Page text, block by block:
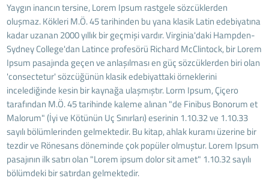
Yaygın inancın tersine, Lorem Ipsum rastgele sözcüklerden
oluşmaz. Kökleri M.Ö. 45 tarihinden bu yana klasik Latin edebiyatına
kadar uzanan 2000 yıllık bir geçmişi vardır. Virginia'daki Hampden-
Sydney College'dan Latince profesörü Richard McClintock, bir Lorem
Ipsum pasajında geçen ve anlaşılması en güç sözcüklerden biri olan
'consectetur' sözcüğünün klasik edebiyattaki örneklerini
incelediğinde kesin bir kaynağa ulaşmıştır. Lorm Ipsum, Çiçero
tarafından M.Ö. 45 tarihinde kaleme alınan "de Finibus Bonorum et
Malorum" (İyi ve Kötünün Uç Sınırları) eserinin 1.10.32 ve 1.10.33
sayılı bölümlerinden gelmektedir. Bu kitap, ahlak kuramı üzerine bir
tezdir ve Rönesans döneminde çok popüler olmuştur. Lorem Ipsum
pasajının ilk satırı olan "Lorem ipsum dolor sit amet" 1.10.32 sayılı
bölümdeki bir satırdan gelmektedir.